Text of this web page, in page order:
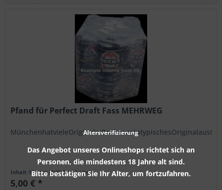
Pfand für Perfect Draft Fass MEHRWEG
Inhalt 96 Liter(0,05 € * / 1 Liter)
5,00 € *
Altersverifizierung
Das Angebot unseres Onlineshops richtet sich an
Personen, die mindestens 18 Jahre alt sind.
Bitte bestätigen Sie Ihr Alter, um fortzufahren.